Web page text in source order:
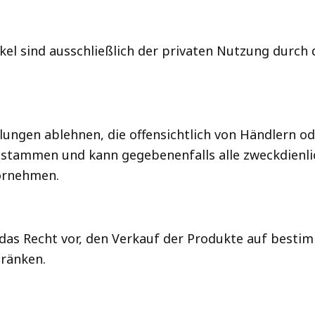
sind ausschließlich der privaten Nutzung durch
ablehnen, die offensichtlich von Händlern
und kann gegebenenfalls alle
Recht vor, den Verkauf der Produkte auf